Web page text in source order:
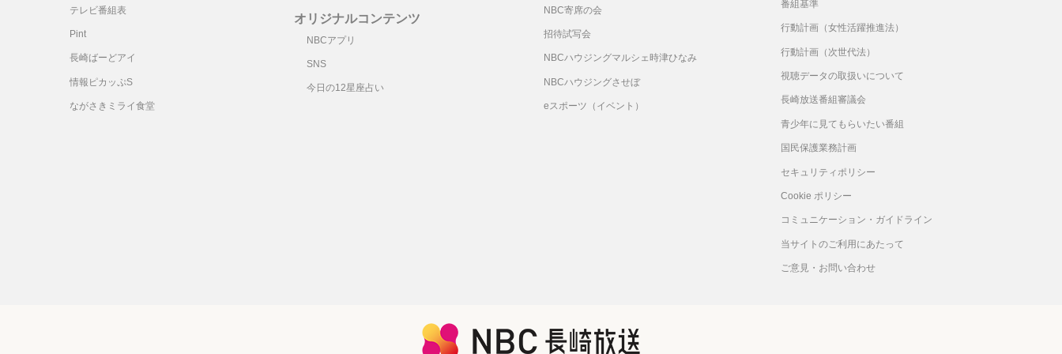
テレビ番組表
Pint
長崎ばーどアイ
情報ピカッぷS
ながさきミライ食堂
オリジナルコンテンツ
NBCアプリ
SNS
今日の12星座占い
NBC寄席の会
招待試写会
NBCハウジングマルシェ時津ひなみ
NBCハウジングさせぼ
eスポーツ（イベント）
番組基準
行動計画（女性活躍推進法）
行動計画（次世代法）
視聴データの取扱いについて
長崎放送番組審議会
青少年に見てもらいたい番組
国民保護業務計画
セキュリティポリシー
Cookie ポリシー
コミュニケーション・ガイドライン
当サイトのご利用にあたって
ご意見・お問い合わせ